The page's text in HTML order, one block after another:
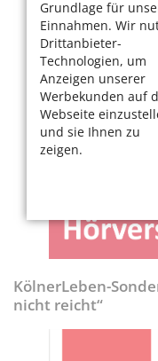
Grundlage für
Einnahmen. Wir
Drittanbieter-
Technologien, um
Anzeigen unserer
Werbekunden auf
Webseite
und sie Ihnen zu
zeigen.
KölnerLeben-
nicht reicht“